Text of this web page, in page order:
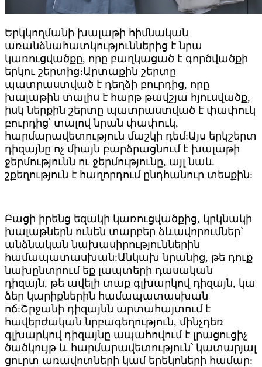
Երկկողմանի խալաթի հիմնական
առանձնահատկություններից է նրա
կառուցվածքը, որը բաղկացած է գործվածքի
երկու շերտից։Արտաքին շերտը
պատրաստված է դեղձի բուրդից, որը
խալաթին տալիս է հարթ թավշյա հյուսվածք,
իսկ ներքին շերտը պատրաստված է փափուկ
բուրդից՝ տալով նրան փափուկ,
հարմարավետություն մաշկի դեմ:Այս երկշերտ
դիզայնը ոչ միայն բարձրացնում է խալաթի
ջերմությունն ու ջերմությունը, այլ նաև
շքեղություն է հաղորդում ընդհանուր տեսքին:
Բացի իրենց եզակի կառուցվածքից, կրկնակի
խալաթներն ունեն տարբեր ձևավորումներ՝
անձնական նախասիրություններին
համապատասխան:Անկախ նրանից, թե դուք
նախընտրում եք լապտերի դասական
դիզայն, թե ավելի տաք գլխարկով դիզայն, կա
ձեր կարիքներին համապատասխան
ոճ:Շրջանի դիզայնն արտահայտում է
հավերժական նրբագեղություն, մինչդեռ
գլխարկով դիզայնը ապահովում է լրացուցիչ
ծածկույթ և հարմարավետություն՝ կատարյալ
ցուրտ առավոտների կամ երեկոների համար: